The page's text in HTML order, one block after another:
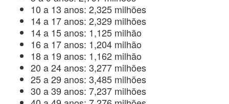
10 a 13 anos: 2,325 milhões
14 a 17 anos: 2,329 milhões
14 a 15 anos: 1,125 milhão
16 a 17 anos: 1,204 milhão
18 a 19 anos: 1,162 milhão
20 a 24 anos: 3,277 milhões
25 a 29 anos: 3,485 milhões
30 a 39 anos: 7,237 milhões